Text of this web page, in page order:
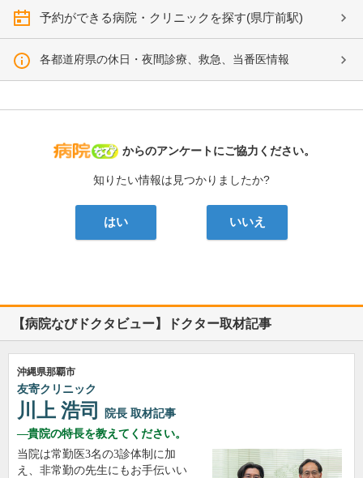
予約ができる病院・クリニックを探す(県庁前駅)
各都道府県の休日・夜間診療、救急、当番医情報
病院なび
からのアンケートにご協力ください。
知りたい情報は見つかりましたか?
はい いいえ
【病院なびドクタビュー】ドクター取材記事
沖縄県那覇市
友寄クリニック
川上 浩司 院長 取材記事
貴院の特長を教えてください。
当院は常勤医3名の3診体制に加
え、非常勤の先生にもお手伝いい